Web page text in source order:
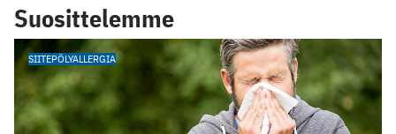
Suosittelemme
SIITEPÖLYALLERGIA